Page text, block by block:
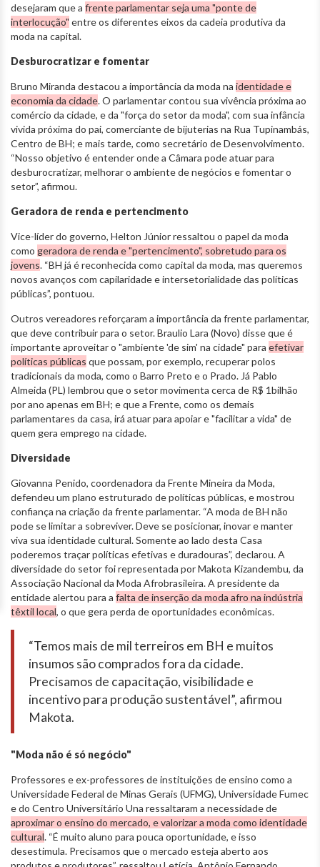
desejaram que a frente parlamentar seja uma "ponte de
interlocução" entre os diferentes eixos da cadeia produtiva da
moda na capital.
Desburocratizar e fomentar
Bruno Miranda destacou a importância da moda na identidade e
economia da cidade. O parlamentar contou sua vivência próxima ao
comércio da cidade, e da "força do setor da moda", com sua infância
vivida próxima do pai, comerciante de bijuterias na Rua Tupinambás,
Centro de BH; e mais tarde, como secretário de Desenvolvimento.
“Nosso objetivo é entender onde a Câmara pode atuar para
desburocratizar, melhorar o ambiente de negócios e fomentar o
setor”, afirmou.
Geradora de renda e pertencimento
Vice-líder do governo, Helton Júnior ressaltou o papel da moda
como geradora de renda e "pertencimento", sobretudo para os
jovens. “BH já é reconhecida como capital da moda, mas queremos
novos avanços com capilaridade e intersetorialidade das políticas
públicas”, pontuou.
Outros vereadores reforçaram a importância da frente parlamentar,
que deve contribuir para o setor. Braulio Lara (Novo) disse que é
importante aproveitar o "ambiente 'de sim' na cidade" para efetivar
políticas públicas que possam, por exemplo, recuperar polos
tradicionais da moda, como o Barro Preto e o Prado. Já Pablo
Almeida (PL) lembrou que o setor movimenta cerca de R$ 1bilhão
por ano apenas em BH; e que a Frente, como os demais
parlamentares da casa, irá atuar para apoiar e "facilitar a vida" de
quem gera emprego na cidade.
Diversidade
Giovanna Penido, coordenadora da Frente Mineira da Moda,
defendeu um plano estruturado de políticas públicas, e mostrou
confiança na criação da frente parlamentar. “A moda de BH não
pode se limitar a sobreviver. Deve se posicionar, inovar e manter
viva sua identidade cultural. Somente ao lado desta Casa
poderemos traçar políticas efetivas e duradouras”, declarou. A
diversidade do setor foi representada por Makota Kizandembu, da
Associação Nacional da Moda Afrobrasileira. A presidente da
entidade alertou para a falta de inserção da moda afro na indústria
têxtil local, o que gera perda de oportunidades econômicas.
“Temos mais de mil terreiros em BH e muitos
insumos são comprados fora da cidade.
Precisamos de capacitação, visibilidade e
incentivo para produção sustentável”, afirmou
Makota.
"Moda não é só negócio"
Professores e ex-professores de instituições de ensino como a
Universidade Federal de Minas Gerais (UFMG), Universidade Fumec
e do Centro Universitário Una ressaltaram a necessidade de
aproximar o ensino do mercado, e valorizar a moda como identidade
cultural. “É muito aluno para pouca oportunidade, e isso
desestimula. Precisamos que o mercado esteja aberto aos